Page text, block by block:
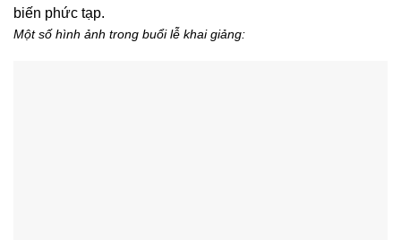
biến phức tạp.
Một số hình ảnh trong buổi lễ khai giảng: